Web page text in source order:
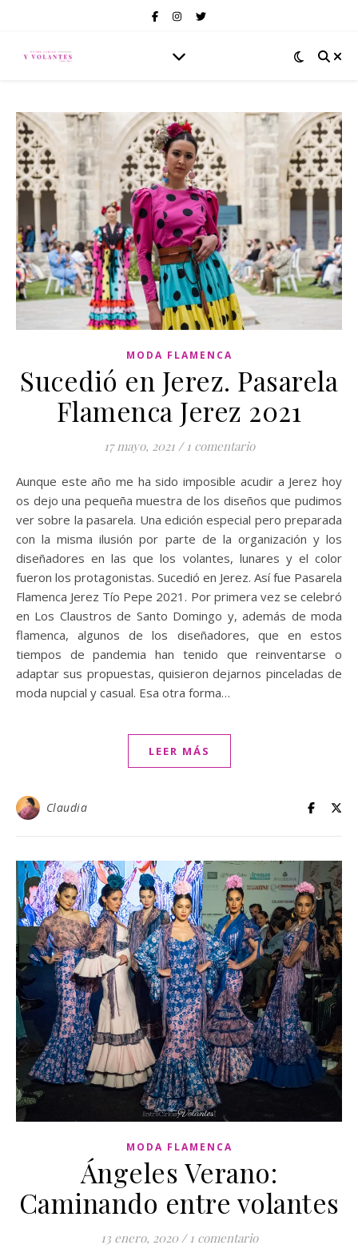
MODA FLAMENCA
Sucedió en Jerez. Pasarela
Flamenca Jerez 2021
17 mayo, 2021 / 1 comentario
Aunque este año me ha sido imposible acudir a Jerez hoy
os dejo una pequeña muestra de los diseños que pudimos
ver sobre la pasarela. Una edición especial pero preparada
con la misma ilusión por parte de la organización y los
diseñadores en las que los volantes, lunares y el color
fueron los protagonistas. Sucedió en Jerez. Así fue Pasarela
Flamenca Jerez Tío Pepe 2021. Por primera vez se celebró
en Los Claustros de Santo Domingo y, además de moda
flamenca, algunos de los diseñadores, que en estos
tiempos de pandemia han tenido que reinventarse o
adaptar sus propuestas, quisieron dejarnos pinceladas de
moda nupcial y casual. Esa otra forma…
LEER MÁS
Claudia
MODA FLAMENCA
Ángeles Verano:
Caminando entre volantes
13 enero, 2020 / 1 comentario